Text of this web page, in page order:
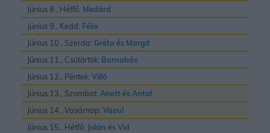
Június 8., Hétfő: Medárd
Június 9., Kedd: Félix
Június 10., Szerda: Gréta és Margit
Június 11., Csütörtök: Barnabás
Június 12., Péntek: Villõ
Június 13., Szombat: Anett ésAntal
Június 14., Vasárnap: Vazul
Június 15., Hétfő: Jolán ésVid